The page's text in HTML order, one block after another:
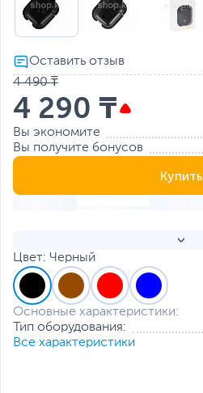
Цвет: Черный
Основные характеристики:
Тип оборудования:
Все характеристики
4 490 ₸
4 290 ₸
Вы экономите
Вы получите бонусов
Купить